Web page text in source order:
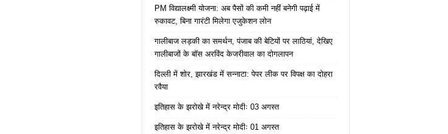
PM विद्यालक्ष्मी योजना: अब पैसों की कमी नहीं बनेगी पढ़ाई में
रुकावट, बिना गारंटी मिलेगा एजुकेशन लोन
गालीबाज लड़की का समर्थन, पंजाब की बेटियों पर लाठियां, देखिए
गालीबाजों के बॉस अरविंद केजरीवाल का दोगलापन
दिल्ली में शोर, झारखंड में सन्नाटा: पेपर लीक पर विपक्ष का दोहरा
रवैया
इतिहास के झरोखे में नरेन्द्र मोदीः 03 अगस्त
इतिहास के झरोखे में नरेन्द्र मोदीः 01 अगस्त